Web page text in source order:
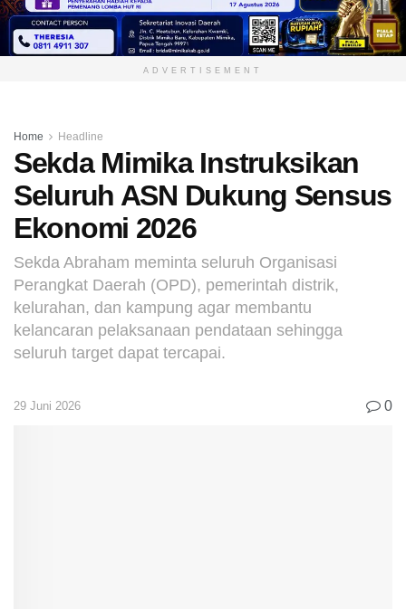
ADVERTISEMENT
Home Headline
Sekda Mimika Instruksikan
Seluruh ASN Dukung Sensus
Ekonomi 2026
Sekda Abraham meminta seluruh Organisasi
Perangkat Daerah (OPD), pemerintah distrik,
kelurahan, dan kampung agar membantu
kelancaran pelaksanaan pendataan sehingga
seluruh target dapat tercapai.
29 Juni 2026 0